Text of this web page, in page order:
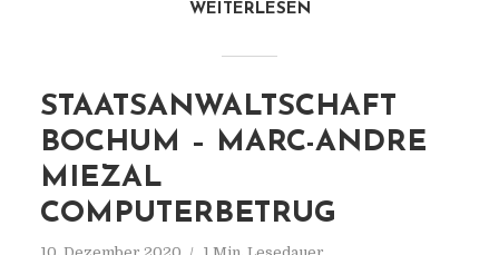
WEITERLESEN
STAATSANWALTSCHAFT
BOCHUM – MARC-ANDRE
MIEZAL
COMPUTERBETRUG